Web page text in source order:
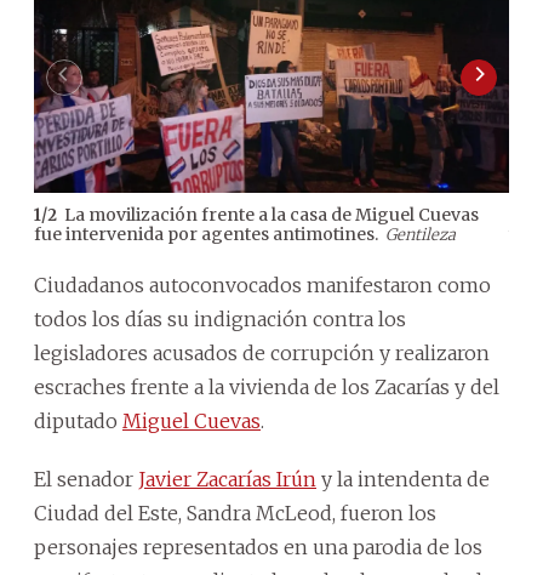
1/2 La movilización frente a la casa de Miguel Cuevas
fue intervenida por agentes antimotines. Gentileza
Ciudadanos autoconvocados manifestaron como
todos los días su indignación contra los
legisladores acusados de corrupción y realizaron
escraches frente a la vivienda de los Zacarías y del
diputado Miguel Cuevas.
El senador Javier Zacarías Irún y la intendenta de
Ciudad del Este, Sandra McLeod, fueron los
personajes representados en una parodia de los